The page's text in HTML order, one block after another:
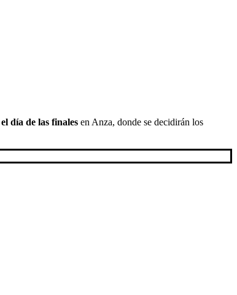
el día de las finales en Anza, donde se decidirán los